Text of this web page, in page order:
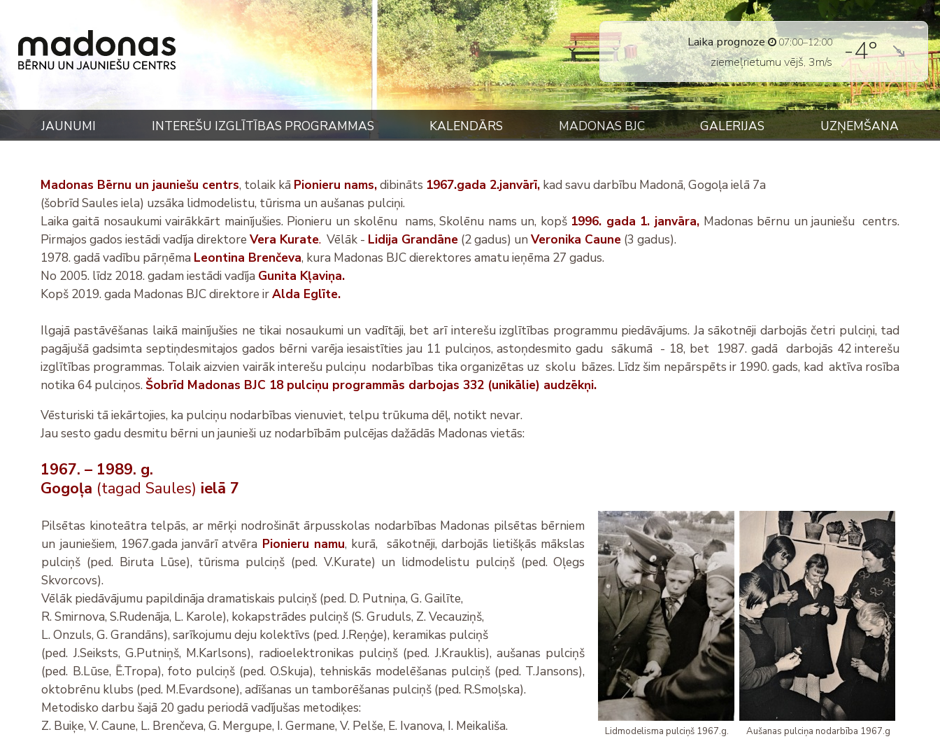
JAUNUMI INTEREŠU IZGLĪTĪBAS PROGRAMMAS KALENDĀRS MADONAS BJC GALERIJAS UZŅEMŠANA
Laika prognoze 07:00–12:00
ziemeļrietumu vējš, 3m/s -4°
Madonas Bērnu un jauniešu centrs, tolaik kā Pionieru nams,dibināts 1967.gada 2.janvārī,kad savu darbību Madonā, Gogoļa ielā 7a
(šobrīd Saules iela) uzsāka lidmodelistu, tūrisma un aušanas pulciņi.
Laika gaitā nosaukumi vairākkārt mainījušies. Pionieru un skolēnu nams, Skolēnu nams un, kopš 1996. gada 1. janvāra, Madonas bērnu un jauniešu centrs.
Pirmajos gados iestādi vadīja direktore Vera Kurate.Vēlāk - Lidija Grandāne(2 gadus) un Veronika Caune(3 gadus).
1978.gadā vadību pārņēma Leontina Brenčeva, kura Madonas BJC dierektores amatu ieņēma 27 gadus.
No 2005. līdz 2018. gadam iestādi vadīja Gunita Kļaviņa.
Kopš 2019. gada Madonas BJC direktore irAlda Eglīte.
Ilgajā pastāvēšanas laikā mainījušies ne tikai nosaukumi un vadītāji, bet arī interešu izglītības programmu piedāvājums. Ja sākotnēji darbojās četri pulciņi, tad
pagājušā gadsimta septiņdesmitajos gados bērni varēja iesaistīties jau 11 pulciņos, astoņdesmito gadu sākumā - 18, bet 1987. gadā darbojās 42 interešu
izglītības programmas. Tolaik aizvien vairāk interešu pulciņu nodarbības tika organizētas uz skolu bāzes. Līdz šim nepārspēts ir 1990. gads, kad aktīva rosība
notika 64 pulciņos. Šobrīd Madonas BJC 18 pulciņu programmās darbojas 332 (unikālie) audzēkņi.
Vēsturiski tā iekārtojies, ka pulciņu nodarbības vienuviet, telpu trūkuma dēļ, notikt nevar.
Jau sesto gadu desmitu bērni un jaunieši uz nodarbībām pulcējas dažādās Madonas vietās:
1967. – 1989. g.
Gogoļa (tagad Saules) ielā 7
Pilsētas kinoteātra telpās, ar mērķi nodrošināt ārpusskolas nodarbības Madonas pilsētas bērniem
un jauniešiem, 1967.gada janvārī atvēra Pionieru namu, kurā, sākotnēji, darbojās lietišķās mākslas
pulciņš (ped. Biruta Lūse), tūrisma pulciņš (ped. V.Kurate) un lidmodelistu pulciņš (ped. Oļegs
Skvorcovs).
Vēlāk piedāvājumu papildināja dramatiskais pulciņš (ped. D. Putniņa, G. Gailīte,
R. Smirnova, S.Rudenāja, L. Karole), kokapstrādes pulciņš (S. Gruduls, Z. Vecauziņš,
L. Onzuls, G. Grandāns), sarīkojumu deju kolektīvs (ped. J.Reņģe), keramikas pulciņš
(ped. J.Seiksts, G.Putniņš, M.Karlsons), radioelektronikas pulciņš (ped. J.Krauklis), aušanas pulciņš
(ped. B.Lūse, Ē.Tropa), foto pulciņš (ped. O.Skuja), tehniskās modelēšanas pulciņš (ped. T.Jansons),
oktobrēnu klubs (ped. M.Evardsone), adīšanas un tamborēšanas pulciņš (ped. R.Smoļska).
Metodisko darbu šajā 20 gadu periodā vadījušas metodiķes:
Z. Buiķe, V. Caune, L. Brenčeva, G. Mergupe, I. Germane, V. Pelše, E. Ivanova, I. Meikališa. Lidmodelisma pulciņš 1967.g. Aušanas pulciņa nodarbība 1967.g